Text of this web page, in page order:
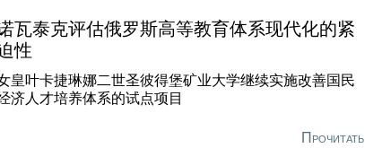
瓦泰克评估俄罗斯高等教育体系现代化的紧
性
皇叶卡捷琳娜二世圣彼得堡矿业大学继续实施改善国民
济人才培养体系的试点项目
Прочитать